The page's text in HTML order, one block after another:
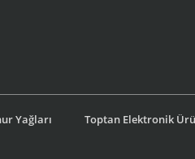
Yağları Toptan Elektronik